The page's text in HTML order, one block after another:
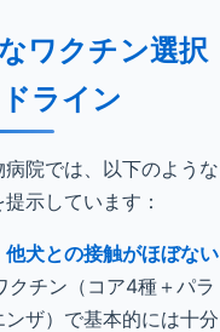
ワクチン選択
ライン
病院では、以下のような
示しています：
他犬との接触がほぼない
チン（コア4種＋パラ
ンザ）で基本的には十分